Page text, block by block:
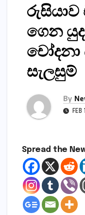
ගෙන
සැලසුම්
By
FEB
Spread the